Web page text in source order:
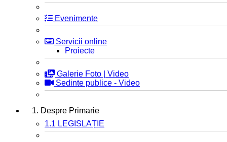
Evenimente
Servicii online
Proiecte
Galerie Foto | Video
Sedinte publice - Video
1. Despre Primarie
1.1 LEGISLAȚIE